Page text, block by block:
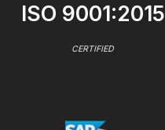
ISO 9001:2015
CERTIFIED